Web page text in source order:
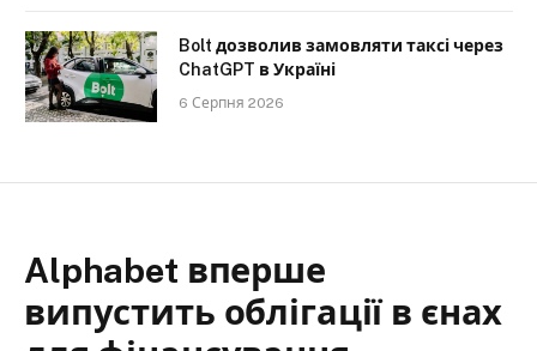
Bolt дозволив замовляти таксі через
ChatGPT в Україні
6 Серпня 2026
Alphabet вперше
випустить облігації в єнах